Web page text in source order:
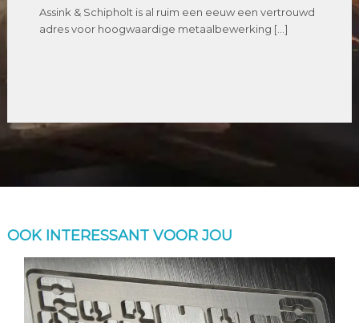
Assink & Schipholt is al ruim een eeuw een vertrouwd
adres voor hoogwaardige metaalbewerking […]
OOK INTERESSANT VOOR JOU